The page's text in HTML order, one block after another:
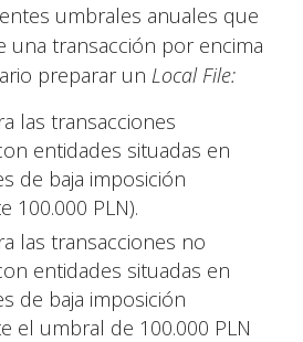
umbrales anuales que
una transacción por encima
preparar un Local File:
las transacciones
entidades situadas en
de baja imposición
100.000 PLN).
las transacciones no
entidades situadas en
de baja imposición
el umbral de 100.000 PLN